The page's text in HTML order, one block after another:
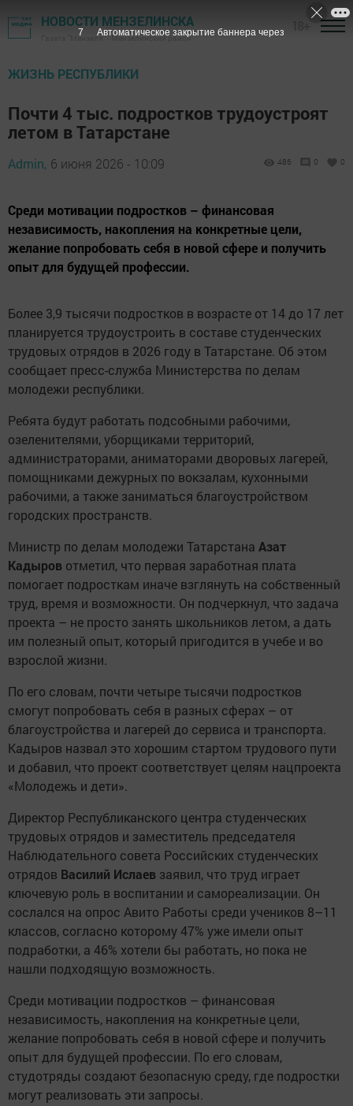
НОВОСТИ МЕНЗЕЛИНСКА
Газета "Мензеля" - Мензелинский район
ЖИЗНЬ РЕСПУБЛИКИ
Почти 4 тыс. подростков трудоустроят
летом в Татарстане
Admin, 6 июня 2026 - 10:09 486 0 0
Среди мотивации подростков – финансовая
независимость, накопления на конкретные цели,
желание попробовать себя в новой сфере и получить
опыт для будущей профессии.
Более 3,9 тысячи подростков в возрасте от 14 до 17 лет
планируется трудоустроить в составе студенческих
трудовых отрядов в 2026 году в Татарстане. Об этом
сообщает пресс-служба Министерства по делам
молодежи республики.
Ребята будут работать подсобными рабочими,
озеленителями, уборщиками территорий,
администраторами, аниматорами дворовых лагерей,
помощниками дежурных по вокзалам, кухонными
рабочими, а также заниматься благоустройством
городских пространств.
Министр по делам молодежи Татарстана Азат
Кадыров отметил, что первая заработная плата
помогает подросткам иначе взглянуть на собственный
труд, время и возможности. Он подчеркнул, что задача
проекта – не просто занять школьников летом, а дать
им полезный опыт, который пригодится в учебе и во
взрослой жизни.
По его словам, почти четыре тысячи подростков
смогут попробовать себя в разных сферах – от
благоустройства и лагерей до сервиса и транспорта.
Кадыров назвал это хорошим стартом трудового пути
и добавил, что проект соответствует целям нацпроекта
«Молодежь и дети».
Директор Республиканского центра студенческих
трудовых отрядов и заместитель председателя
Наблюдательного совета Российских студенческих
отрядов Василий Ислаев заявил, что труд играет
ключевую роль в воспитании и самореализации. Он
сослался на опрос Авито Работы среди учеников 8–11
классов, согласно которому 47% уже имели опыт
подработки, а 46% хотели бы работать, но пока не
нашли подходящую возможность.
Среди мотивации подростков – финансовая
независимость, накопления на конкретные цели,
желание попробовать себя в новой сфере и получить
опыт для будущей профессии. По его словам,
студотряды создают безопасную среду, где подростки
могут реализовать эти запросы.
6 Автоматическое закрытие баннера через